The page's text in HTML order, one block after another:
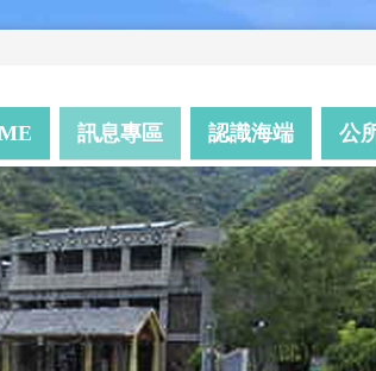
訊息專區 認識海端 公